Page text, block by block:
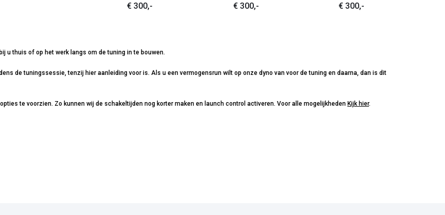
€ 300,- € 300,- € 300,-
u thuis of op het werk langs om de tuning in te bouwen.
de tuningssessie, tenzij hier aanleiding voor is. Als u een vermogensrun wilt op onze dyno van voor de tuning en daarna, dan is dit
te voorzien. Zo kunnen wij de schakeltijden nog korter maken en launch control activeren. Voor alle mogelijkheden kijk hier.